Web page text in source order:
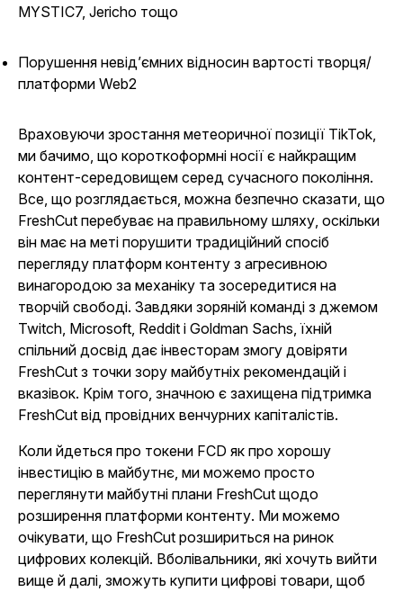
MYSTIC7, Jericho тощо
Порушення невід’ємних відносин вартості творця/
платформи Web2
Враховуючи зростання метеоричної позиції TikTok,
ми бачимо, що короткоформні носії є найкращим
контент-середовищем серед сучасного покоління.
Все, що розглядається, можна безпечно сказати, що
FreshCut перебуває на правильному шляху, оскільки
він має на меті порушити традиційний спосіб
перегляду платформ контенту з агресивною
винагородою за механіку та зосередитися на
творчій свободі. Завдяки зоряній команді з джемом
Twitch, Microsoft, Reddit і Goldman Sachs, їхній
спільний досвід дає інвесторам змогу довіряти
FreshCut з точки зору майбутніх рекомендацій і
вказівок. Крім того, значною є захищена підтримка
FreshCut від провідних венчурних капіталістів.
Коли йдеться про токени FCD як про хорошу
інвестицію в майбутнє, ми можемо просто
переглянути майбутні плани FreshCut щодо
розширення платформи контенту. Ми можемо
очікувати, що FreshCut розшириться на ринок
цифрових колекцій. Вболівальники, які хочуть вийти
вище й далі, зможуть купити цифрові товари, щоб